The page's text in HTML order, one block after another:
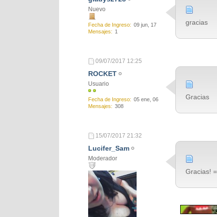
Nuevo
Fecha de Ingreso
09 jun, 17
Mensajes
1
gracias
09/07/2017 12:25
ROCKET
Usuario
Fecha de Ingreso
05 ene, 06
Mensajes
308
Gracias
15/07/2017 21:32
Lucifer_Sam
Moderador
Gracias!